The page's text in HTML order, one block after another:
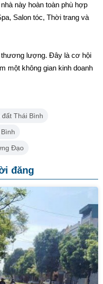
này hoàn toàn phù hợp
Salon tóc, Thời trang và
lượng. Đây là cơ hội
một không gian kinh doanh
Thái Bình
Đạo
đăng